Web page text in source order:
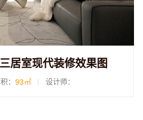
居室现代装修效果图
： 93㎡ 设计师：